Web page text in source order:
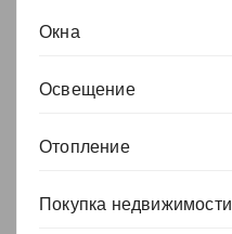
Окна
Освещение
Отопление
Покупка недвижимости